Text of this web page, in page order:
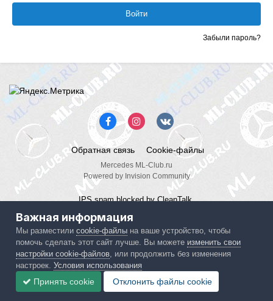
Войти
Забыли пароль?
Обратная связь Cookie-файлы
Mercedes ML-Club.ru
Powered by Invision Community
Важная информация
Мы разместилиcookie-файлы на ваше устройство, чтобы
помочь сделать этот сайт лучше. Вы можете изменить свои
настройки cookie-файлов , или продолжить без изменения
настроек.Условия использования
Принять cookie Отклонить файлы сookie
IPS spamblocked by CleanTalk.